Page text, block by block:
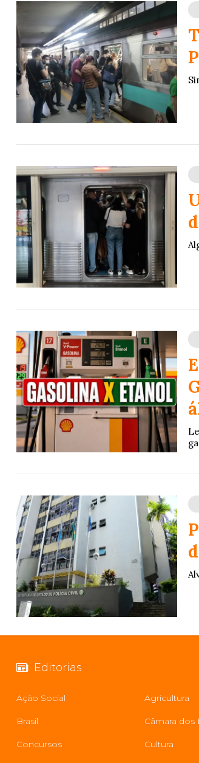
Editorias
Ação Social Agricultura
Brasil Câmara
Concursos Cultura